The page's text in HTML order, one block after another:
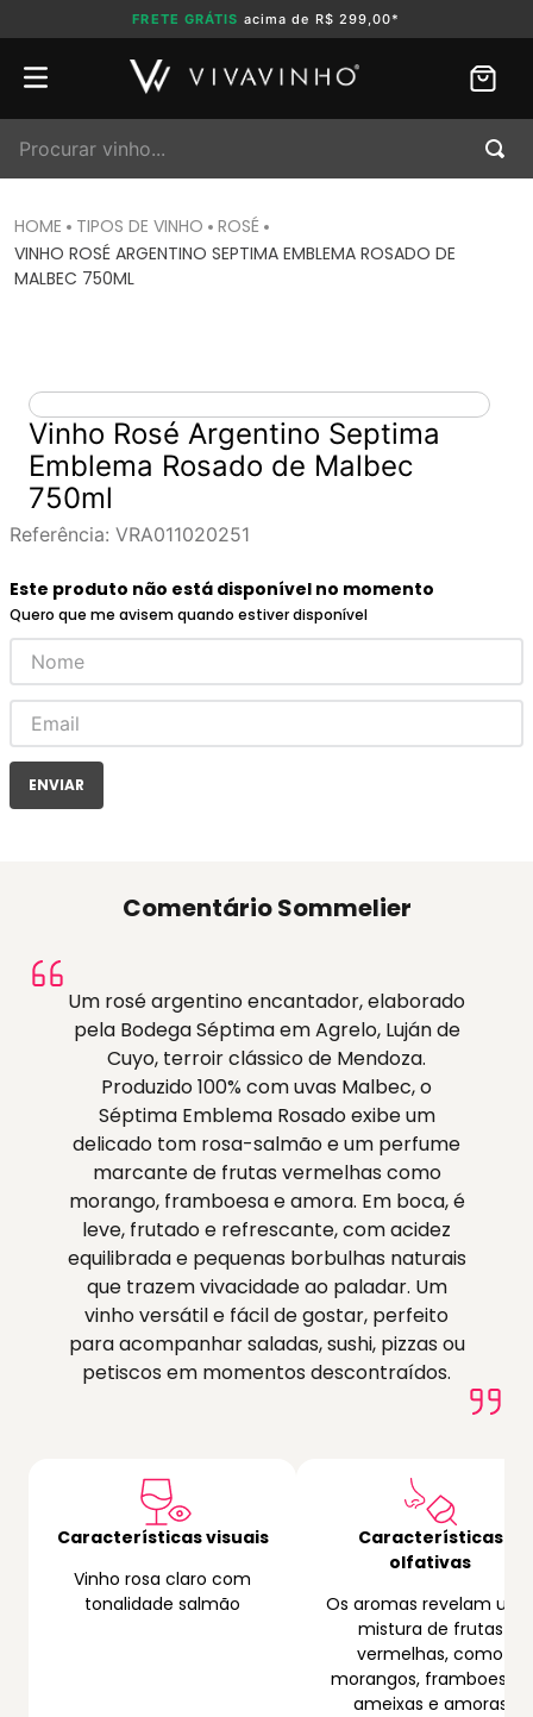
FRETE GRÁTIS acima de R$ 299,00*
TIPOS DE VINHO
ROSÉ
VINHO ROSÉ ARGENTINO SEPTIMA EMBLEMA ROSADO DE
MALBEC 750ML
Vinho Rosé Argentino Septima
Emblema Rosado de Malbec
750ml
Referência: VRA011020251
Este produto não está disponível no momento
Quero que me avisem quando estiver disponível
ENVIAR
Comentário Sommelier
Um rosé argentino encantador, elaborado
pela Bodega Séptima em Agrelo, Luján de
Cuyo, terroir clássico de Mendoza.
Produzido 100% com uvas Malbec, o
Séptima Emblema Rosado exibe um
delicado tom rosa-salmão e um perfume
marcante de frutas vermelhas como
morango, framboesa e amora. Em boca, é
leve, frutado e refrescante, com acidez
equilibrada e pequenas borbulhas naturais
que trazem vivacidade ao paladar. Um
vinho versátil e fácil de gostar, perfeito
para acompanhar saladas, sushi, pizzas ou
petiscos em momentos descontraídos.
Características visuais
Vinho rosa claro com
tonalidade salmão
Características
olfativas
Os aromas revelam
mistura de frutas
vermelhas, como
morangos, framboesas,
ameixas e amoras